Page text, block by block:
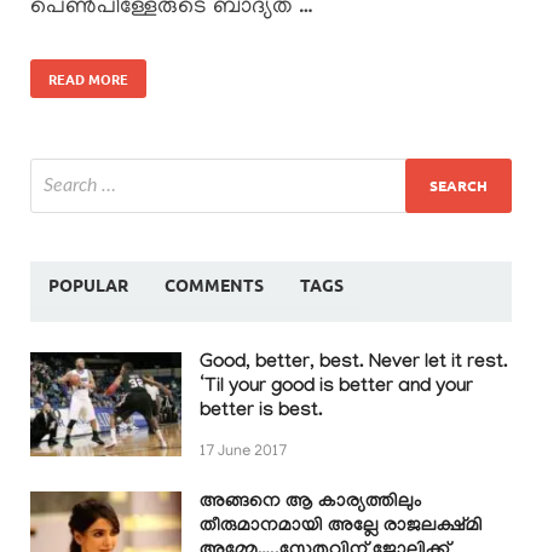
പെൺപിള്ളേരുടെ ബാദ്യത …
READ MORE
POPULAR COMMENTS TAGS
Good, better, best. Never let it rest.
‘Til your good is better and your
better is best.
17 June 2017
അങ്ങനെ ആ കാര്യത്തിലും
തീരുമാനമായി അല്ലേ രാജലക്ഷ്മി